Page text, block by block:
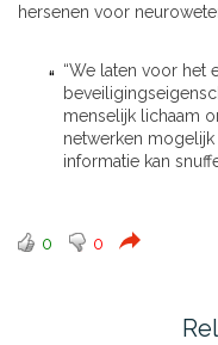
hersenen voor
“We laten voor het
menselijk lichaam
netwerken
informatie kan
0 0